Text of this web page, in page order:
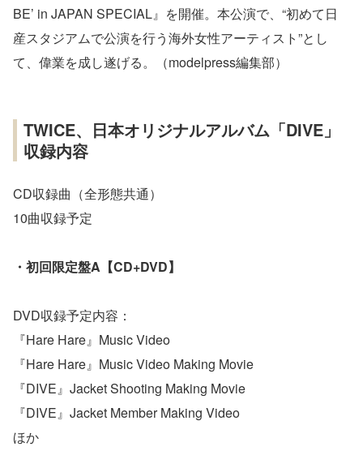
BE’ in JAPAN SPECIAL』を開催。本公演で、“初めて日
産スタジアムで公演を行う海外女性アーティスト”とし
て、偉業を成し遂げる。（modelpress編集部）
TWICE、日本オリジナルアルバム「DIVE」
収録内容
CD収録曲（全形態共通）
10曲収録予定
・初回限定盤A【CD+DVD】
DVD収録予定内容：
『Hare Hare』Music Video
『Hare Hare』Music Video Making Movie
『DIVE』Jacket Shooting Making Movie
『DIVE』Jacket Member Making Video
ほか